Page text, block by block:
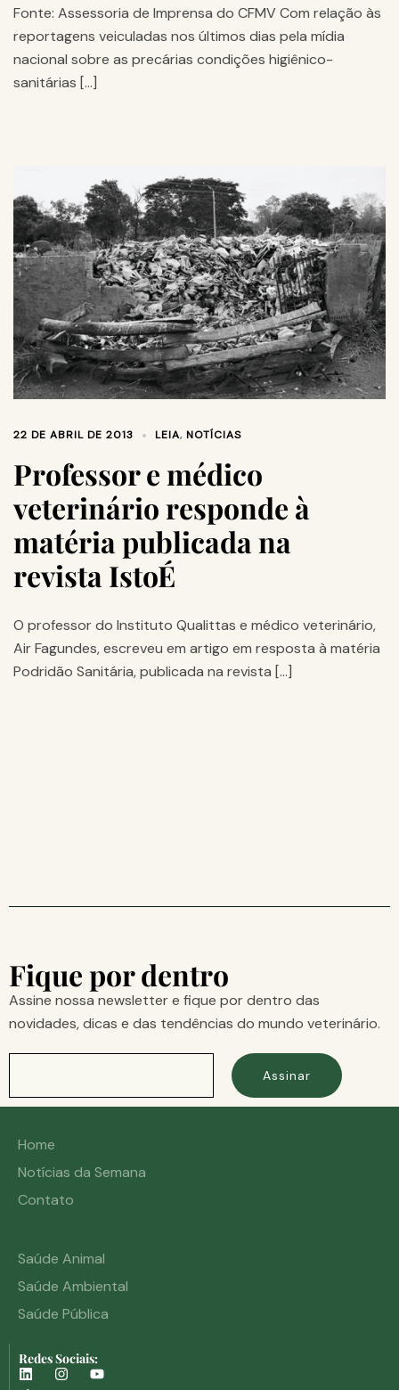
Fonte: Assessoria de Imprensa do CFMV Com relação às
reportagens veiculadas nos últimos dias pela mídia
nacional sobre as precárias condições higiênico-
sanitárias […]
22 DE ABRIL DE 2013 LEIA, NOTÍCIAS
Professor e médico
veterinário responde à
matéria publicada na
revista IstoÉ
O professor do Instituto Qualittas e médico veterinário,
Air Fagundes, escreveu em artigo em resposta à matéria
Podridão Sanitária, publicada na revista […]
Fique por dentro
Assine nossa newsletter e fique por dentro das
novidades, dicas e das tendências do mundo veterinário.
Assinar
Home
Notícias da Semana
Contato
Saúde Animal
Saúde Ambiental
Saúde Pública
Redes Sociais: